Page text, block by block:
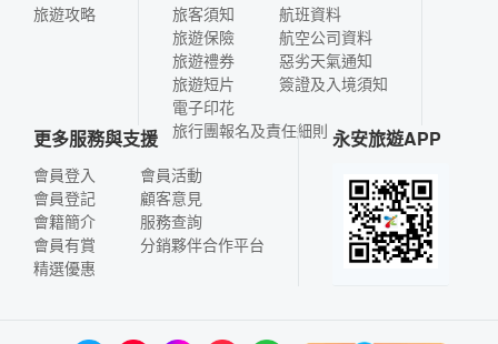
旅遊攻略
旅客須知
旅遊保險
旅遊禮券
旅遊短片
電子印花
航班資料
航空公司資料
惡劣天氣通知
簽證及入境須知
旅行團報名及責任細則
更多服務與支援
會員登入
會員登記
會籍簡介
會員有賞
精選優惠
會員活動
顧客意見
服務查詢
分銷夥伴合作平台
永安旅遊APP